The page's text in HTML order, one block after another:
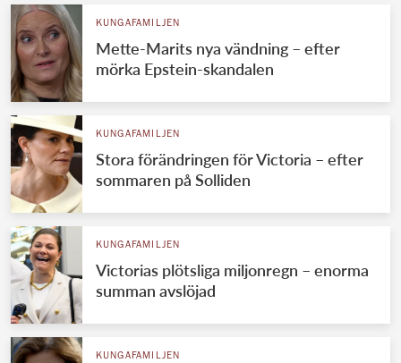
KUNGAFAMILJEN
Mette-Marits nya vändning – efter
mörka Epstein-skandalen
KUNGAFAMILJEN
Stora förändringen för Victoria – efter
sommaren på Solliden
KUNGAFAMILJEN
Victorias plötsliga miljonregn – enorma
summan avslöjad
KUNGAFAMILJEN